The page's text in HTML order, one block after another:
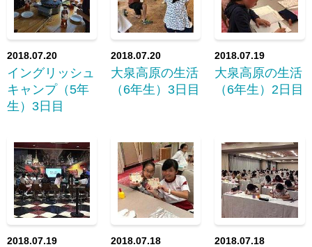
2018.07.20
イングリッシュ
キャンプ（5年
生）3日目
2018.07.20
大泉高原の生活
（6年生）3日目
2018.07.19
大泉高原の生活
（6年生）2日目
2018.07.19 2018.07.18 2018.07.18